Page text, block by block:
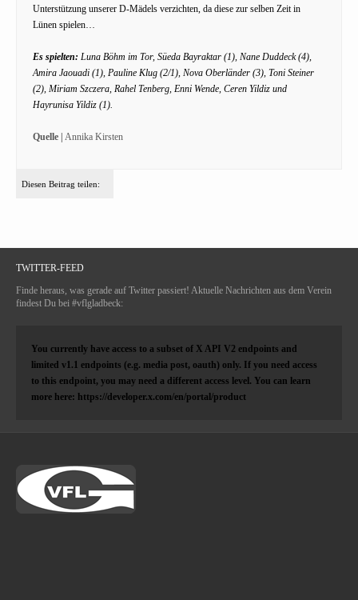
Unterstützung unserer D-Mädels verzichten, da diese zur selben Zeit in
Lünen spielen…
Es spielten: Luna Böhm im Tor, Süeda Bayraktar (1), Nane Duddeck (4),
Amira Jaouadi (1), Pauline Klug (2/1), Nova Oberländer (3), Toni Steiner
(2), Miriam Szczera, Rahel Tenberg, Enni Wende, Ceren Yildiz und
Hayrunisa Yildiz (1).
Quelle | Annika Kirsten
Diesen Beitrag teilen:
TWITTER-FEED
Finde heraus, was gerade auf Twitter passiert! Aktuelle Nachrichten aus dem Verein
findest Du bei #vflgladbeck:
You currently have access to a subset of X API V2 endpoints and
limited v1.1 endpoints (e.g. media post, oauth) only. If you need access
to this endpoint, you may need a different access level. You can learn
more here: https://developer.x.com/en/portal/product